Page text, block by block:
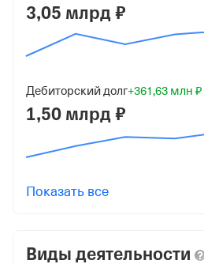
ОГРН
1167746125095
от 4 февраля 2016
КПП
772801001
Регистрация ФНС
Дата регистрации
Межрайонная Инспекция
3,05 млрд ₽
Дебиторский долг+361,63 млн ₽
1,50 млрд ₽
Показать все
Виды деятельности